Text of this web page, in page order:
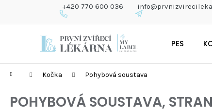
+420 770 600 036
PES
Domů Kočka Pohybová soustava
POHYBOVÁ SOUSTAVA,
obchodu
obchodu